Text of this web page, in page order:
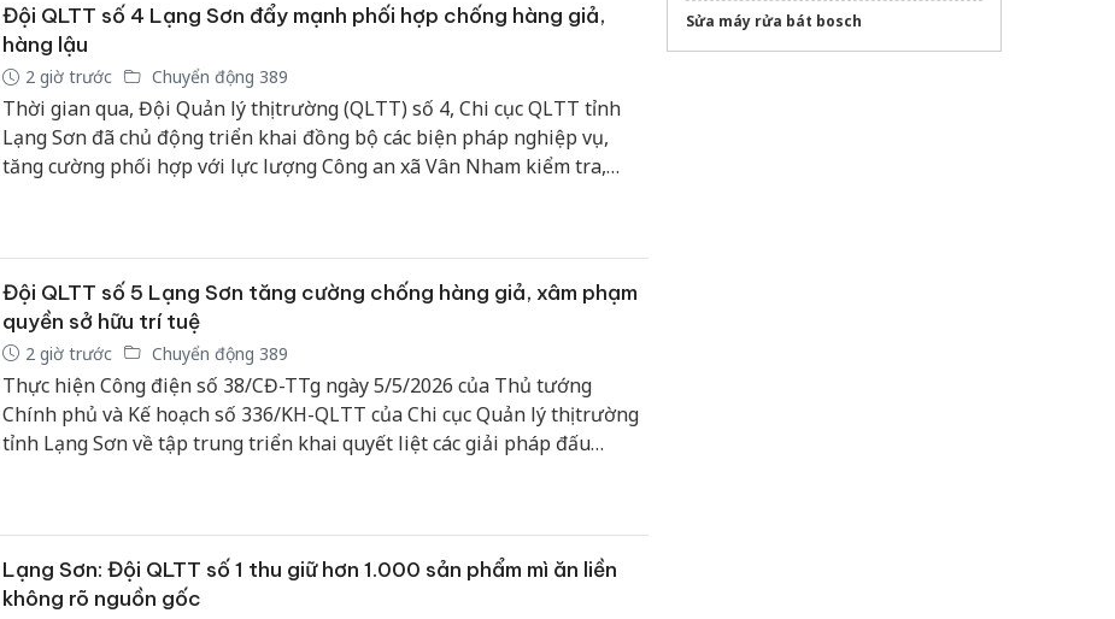
Đội QLTT số 4 Lạng Sơn đẩy mạnh phối hợp chống hàng giả,
hàng lậu
2 giờ trước Chuyển động 389
Thời gian qua, Đội Quản lý thị trường (QLTT) số 4, Chi cục QLTT tỉnh
Lạng Sơn đã chủ động triển khai đồng bộ các biện pháp nghiệp vụ,
tăng cường phối hợp với lực lượng Công an xã Vân Nham kiểm tra,
Đội QLTT số 5 Lạng Sơn tăng cường chống hàng giả, xâm phạm
quyền sở hữu trí tuệ
2 giờ trước Chuyển động 389
Thực hiện Công điện số 38/CĐ-TTg ngày 5/5/2026 của Thủ tướng
Chính phủ và Kế hoạch số 336/KH-QLTT của Chi cục Quản lý thị trường
tỉnh Lạng Sơn về tập trung triển khai quyết liệt các giải pháp đấu
pháp nghiệp vụ, tăng cường kiểm tra, kiểm soát thị trường, góp phần
bảo vệ quyền lợi người tiêu dùng và xây dựng môi trường kinh doanh
lành mạnh trên địa bàn.
Lạng Sơn: Đội QLTT số 1 thu giữ hơn 1.000 sản phẩm mì ăn liền
không rõ nguồn gốc
Sửa máy rửa bát bosch